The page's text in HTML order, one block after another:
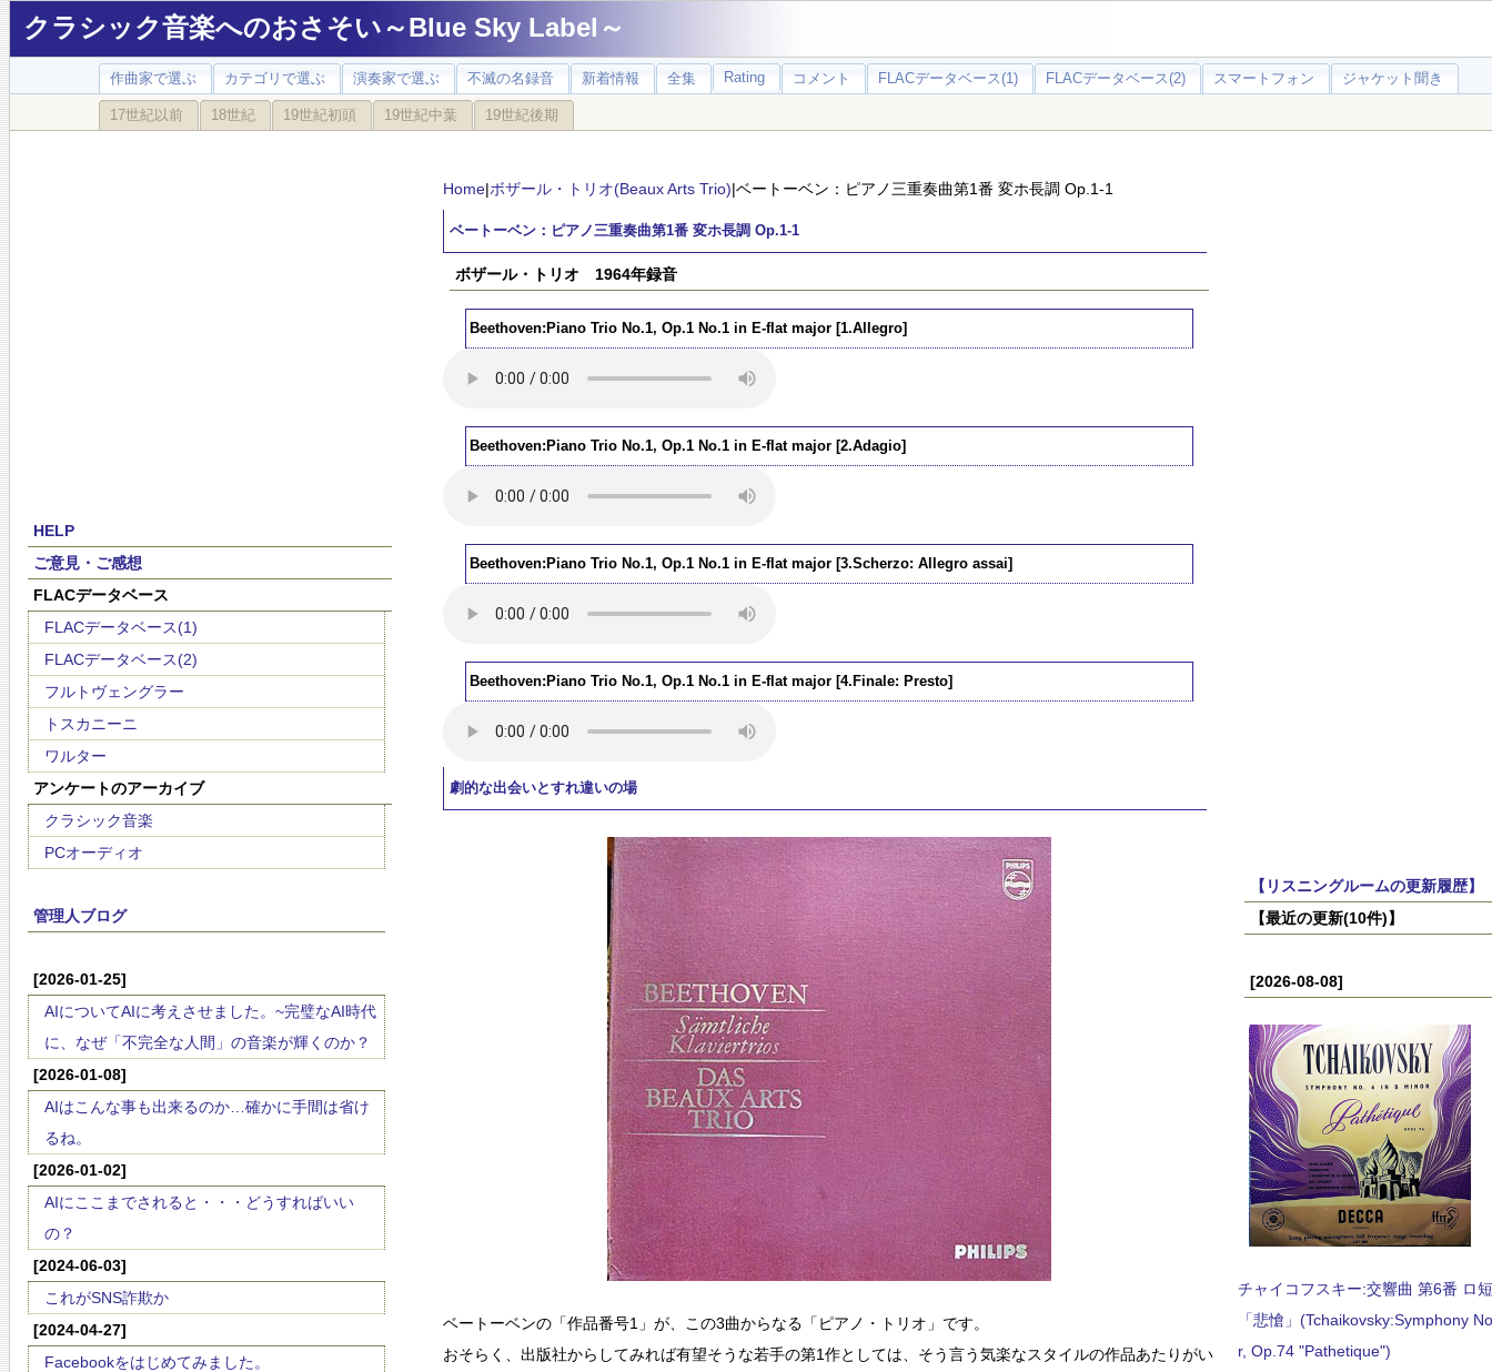
クラシック音楽へのおさそい～Blue Sky Label～
作曲家で選ぶ カテゴリで選ぶ 演奏家で選ぶ 不滅の名録音 新着情報 全集 Rating コメント FLACデータベース(1) FLACデータベース(2) スマートフォン ジャケット聞き
17世紀以前 18世紀 19世紀初頭 19世紀中葉 19世紀後期
HELP
ご意見・ご感想
FLACデータベース
FLACデータベース(1)
FLACデータベース(2)
フルトヴェングラー
トスカニーニ
ワルター
アンケートのアーカイブ
クラシック音楽
PCオーディオ
管理人ブログ
[2026-01-25]
AIについてAIに考えさせました。~完璧なAI時代
に、なぜ「不完全な人間」の音楽が輝くのか？
[2026-01-08]
AIはこんな事も出来るのか…確かに手間は省け
るね。
[2026-01-02]
AIにここまでされると・・・どうすればいい
の？
[2024-06-03]
これがSNS詐欺か
[2024-04-27]
Facebookをはじめてみました。
Home|ボザール・トリオ(Beaux Arts Trio)|ベートーベン：ピアノ三重奏曲第1番 変ホ長調 Op.1-1
ベートーベン：ピアノ三重奏曲第1番 変ホ長調 Op.1-1
ボザール・トリオ 1964年録音
Beethoven:Piano Trio No.1, Op.1 No.1 in E-flat major [1.Allegro]
Beethoven:Piano Trio No.1, Op.1 No.1 in E-flat major [2.Adagio]
Beethoven:Piano Trio No.1, Op.1 No.1 in E-flat major [3.Scherzo: Allegro assai]
Beethoven:Piano Trio No.1, Op.1 No.1 in E-flat major [4.Finale: Presto]
劇的な出会いとすれ違いの場
ベートーベンの「作品番号1」が、この3曲からなる「ピアノ・トリオ」です。
おそらく、出版社からしてみれば有望そうな若手の第1作としては、そう言う気楽なスタイルの作品あたりがい
【リスニングルームの更新履歴】
【最近の更新(10件)】
[2026-08-08]
チャイコフスキー:交響曲 第6番 ロ
「悲愴」(Tchaikovsky:Symphony
r, Op.74 "Pathetique")